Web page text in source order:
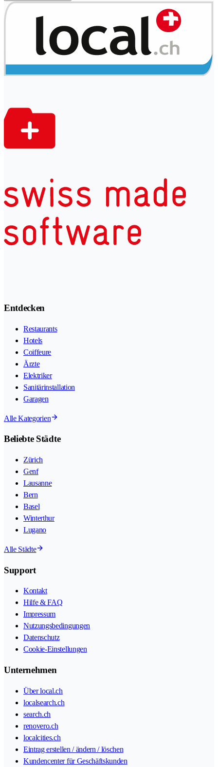
Entdecken
Restaurants
Hotels
Coiffeure
Ärzte
Elektriker
Sanitärinstallation
Garagen
Alle Kategorien
Beliebte Städte
Zürich
Genf
Lausanne
Bern
Basel
Winterthur
Lugano
Alle Städte
Support
Kontakt
Hilfe & FAQ
Impressum
Nutzungsbedingungen
Datenschutz
Cookie-Einstellungen
Unternehmen
Über local.ch
localsearch.ch
search.ch
renovero.ch
localcities.ch
Eintrag erstellen / ändern / löschen
Kundencenter für Geschäftskunden